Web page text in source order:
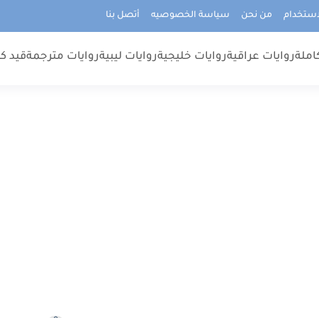
من نحن سياسة الخصوصيه أتصل بنا
روايات عراقيةروايات خليجيةروايات ليبيةروايات مترجمةقيد